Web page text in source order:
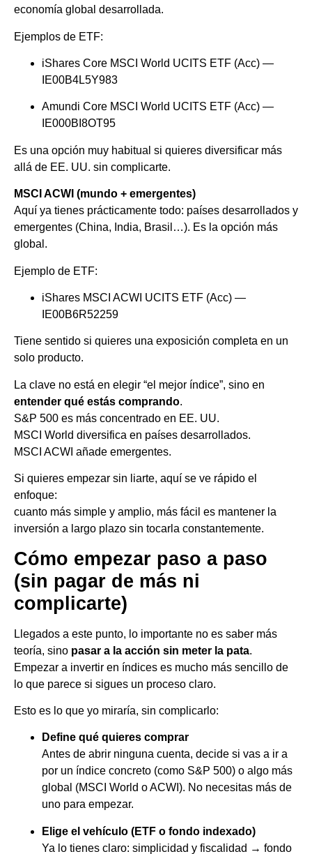
economía global desarrollada.
Ejemplos de ETF:
iShares Core MSCI World UCITS ETF (Acc) —
IE00B4L5Y983
Amundi Core MSCI World UCITS ETF (Acc) —
IE000BI8OT95
Es una opción muy habitual si quieres diversificar más
allá de EE. UU. sin complicarte.
MSCI ACWI (mundo + emergentes)
Aquí ya tienes prácticamente todo: países desarrollados y
emergentes (China, India, Brasil…). Es la opción más
global.
Ejemplo de ETF:
iShares MSCI ACWI UCITS ETF (Acc) —
IE00B6R52259
Tiene sentido si quieres una exposición completa en un
solo producto.
La clave no está en elegir “el mejor índice”, sino en
entender qué estás comprando.
S&P 500 es más concentrado en EE. UU.
MSCI World diversifica en países desarrollados.
MSCI ACWI añade emergentes.
Si quieres empezar sin liarte, aquí se ve rápido el
enfoque:
cuanto más simple y amplio, más fácil es mantener la
inversión a largo plazo sin tocarla constantemente.
Cómo empezar paso a paso
(sin pagar de más ni
complicarte)
Llegados a este punto, lo importante no es saber más
teoría, sino pasar a la acción sin meter la pata.
Empezar a invertir en índices es mucho más sencillo de
lo que parece si sigues un proceso claro.
Esto es lo que yo miraría, sin complicarlo:
Define qué quieres comprar
Antes de abrir ninguna cuenta, decide si vas a ir a
por un índice concreto (como S&P 500) o algo más
global (MSCI World o ACWI). No necesitas más de
uno para empezar.
Elige el vehículo (ETF o fondo indexado)
Ya lo tienes claro: simplicidad y fiscalidad → fondo